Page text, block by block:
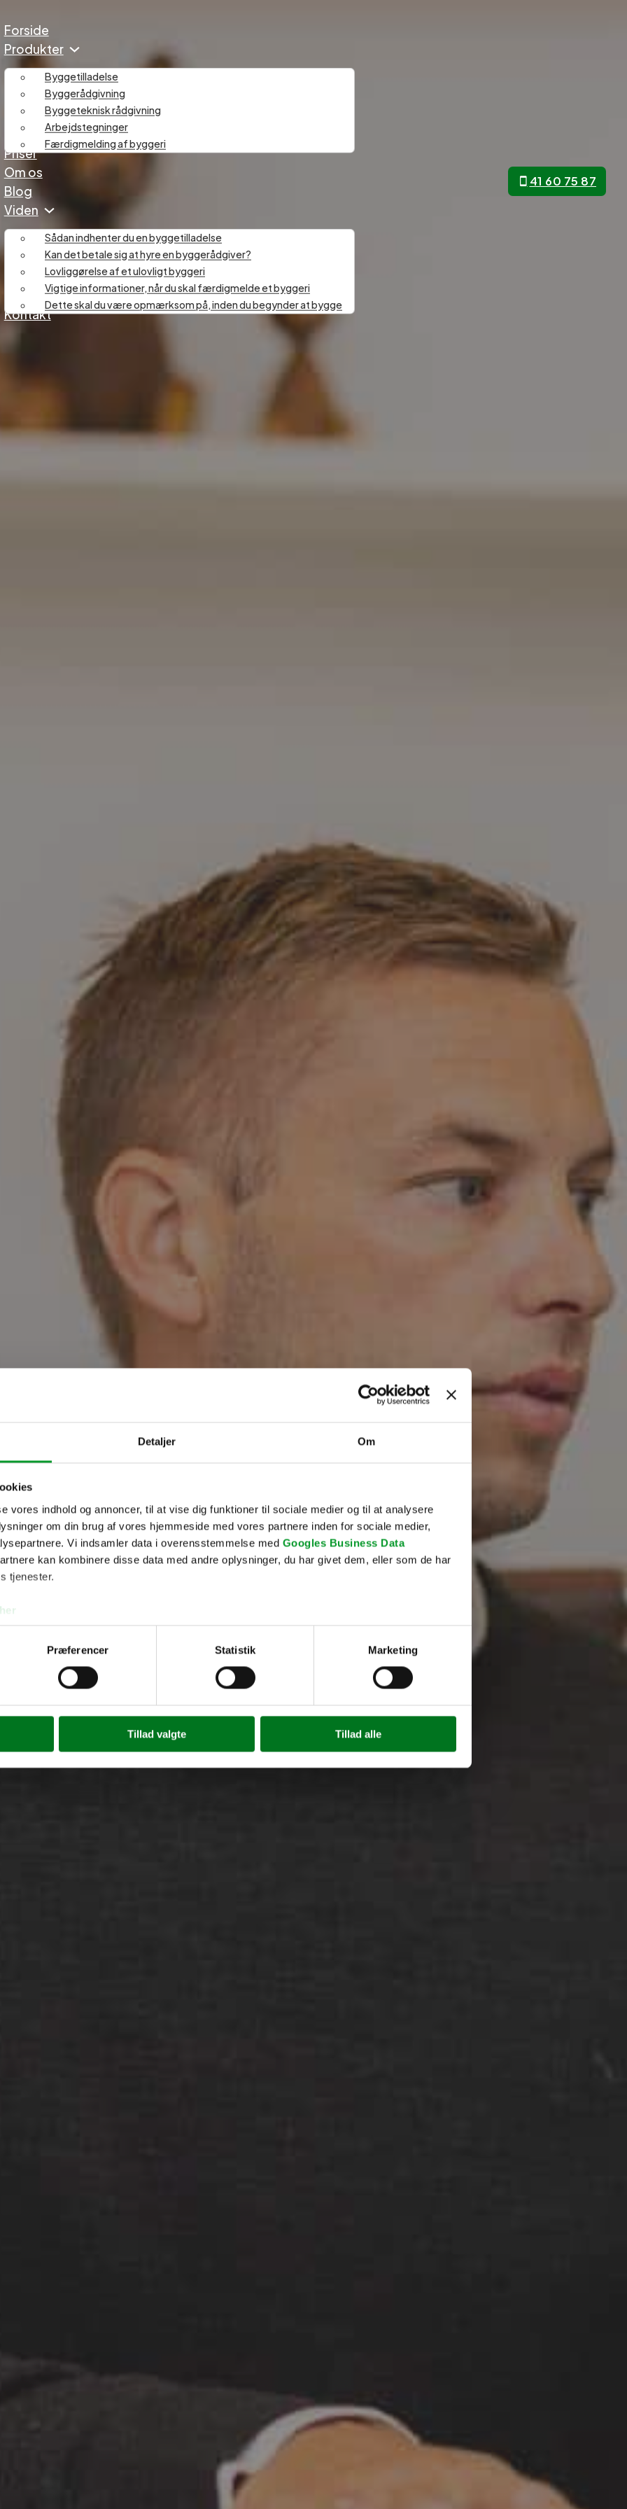
Detaljer Om
vores indhold og annoncer, til at vise dig funktioner til sociale medier og til at analysere
om din brug af vores hjemmeside med vores partnere inden for sociale medier,
Vi indsamler data i overensstemmelse med Googles Business Data
kan kombinere disse data med andre oplysninger, du har givet dem, eller som de har
tjenester.
her
Præferencer Statistik Marketing
Tillad valgte Tillad alle
Forside
Produkter
Byggetilladelse
Byggerådgivning
Byggeteknisk rådgivning
Arbejdstegninger
Færdigmelding af byggeri
Priser
Om os
Blog
Viden
Sådan indhenter du en byggetilladelse
Kan det betale sig at hyre en byggerådgiver?
Lovliggørelse af et ulovligt byggeri
Vigtige informationer, når du skal færdigmelde et byggeri
Dette skal du være opmærksom på, inden du begynder at bygge
Kontakt
41 60 75 87